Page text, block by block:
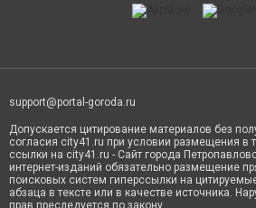
support@portal-goroda.ru
Допускается цитирование материалов без
согласия city41.ru при условии размещения в
ссылки на city41.ru - Сайт города
интернет-изданий обязательно размещение
поисковых систем гиперссылки на
абзаца в тексте или в качестве источника.
прав преследуется по закону.